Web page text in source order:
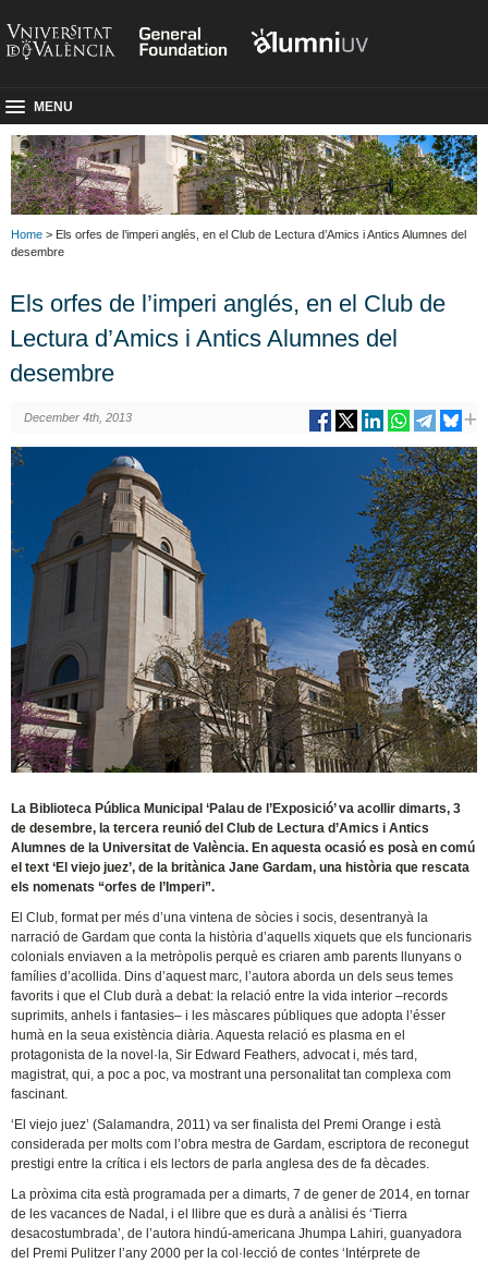
MENU
Home > Els orfes de l’imperi anglés, en el Club de Lectura d’Amics i Antics Alumnes del
desembre
Els orfes de l’imperi anglés, en el Club de
Lectura d’Amics i Antics Alumnes del
desembre
December 4th, 2013
La Biblioteca Pública Municipal ‘Palau de l’Exposició’ va acollir dimarts, 3
de desembre, la tercera reunió del Club de Lectura d’Amics i Antics
Alumnes de la Universitat de València. En aquesta ocasió es posà en comú
el text ‘El viejo juez’, de la britànica Jane Gardam, una història que rescata
els nomenats “orfes de l’Imperi”.
El Club, format per més d’una vintena de sòcies i socis, desentranyà la
narració de Gardam que conta la història d’aquells xiquets que els funcionaris
colonials enviaven a la metròpolis perquè es criaren amb parents llunyans o
famílies d’acollida. Dins d’aquest marc, l’autora aborda un dels seus temes
favorits i que el Club durà a debat: la relació entre la vida interior –records
suprimits, anhels i fantasies– i les màscares públiques que adopta l’ésser
humà en la seua existència diària. Aquesta relació es plasma en el
protagonista de la novel·la, Sir Edward Feathers, advocat i, més tard,
magistrat, qui, a poc a poc, va mostrant una personalitat tan complexa com
fascinant.
‘El viejo juez’ (Salamandra, 2011) va ser finalista del Premi Orange i està
considerada per molts com l’obra mestra de Gardam, escriptora de reconegut
prestigi entre la crítica i els lectors de parla anglesa des de fa dècades.
La pròxima cita està programada per a dimarts, 7 de gener de 2014, en tornar
de les vacances de Nadal, i el llibre que es durà a anàlisi és ‘Tierra
desacostumbrada’, de l’autora hindú-americana Jhumpa Lahiri, guanyadora
del Premi Pulitzer l’any 2000 per la col·lecció de contes ‘Intérprete de